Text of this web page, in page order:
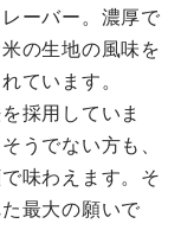
ーバー。濃厚で
の生地の風味を
ています。
採用していま
うでない方も、
味わえます。そ
最大の願いで